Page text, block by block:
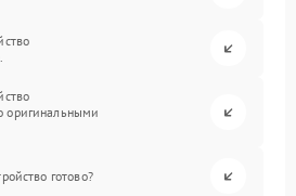
оригинальными
готово?